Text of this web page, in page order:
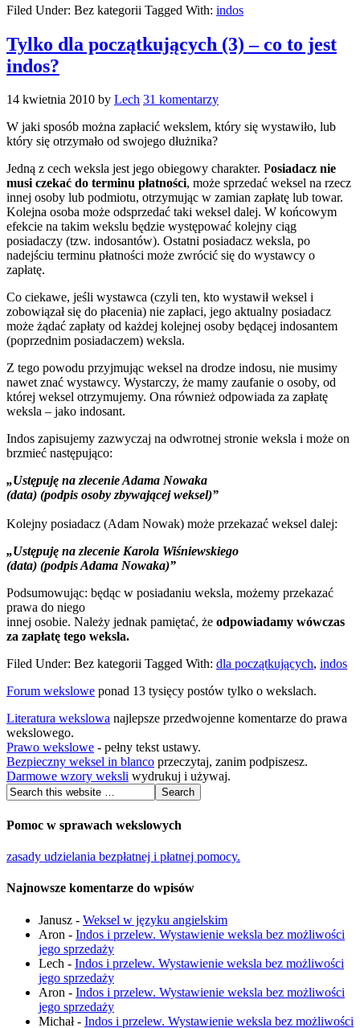
Filed Under: Bez kategorii Tagged With: indos
Tylko dla początkujących (3) – co to jest
indos?
14 kwietnia 2010 by Lech 31 komentarzy
W jaki sposób można zapłacić wekslem, który się wystawiło, lub
który się otrzymało od swojego dłużnika?
Jedną z cech weksla jest jego obiegowy charakter. Posiadacz nie
musi czekać do terminu płatności, może sprzedać weksel na rzecz
innej osoby lub podmiotu, otrzymując w zamian zapłatę lub towar.
Kolejna osoba może odsprzedać taki weksel dalej. W końcowym
efekcie na takim wekslu będzie występować kolejny ciąg
posiadaczy (tzw. indosantów). Ostatni posiadacz weksla, po
nadejściu terminu płatności może zwrócić się do wystawcy o
zapłatę.
Co ciekawe, jeśli wystawca (czyli ten, kto wystawił weksel i
zobowiązał się do płacenia) nie zapłaci, jego aktualny posiadacz
może żądać zapłaty od każdej kolejnej osoby będącej indosantem
(poprzednim posiadaczem) weksla.
Z tego powodu przyjmując weksel na drodze indosu, nie musimy
nawet znać wystawcy. Wystarczy, że mamy zaufanie o osoby, od
której weksel otrzymujemy. Ona również odpowiada za zapłatę
weksla – jako indosant.
Indos zapisujemy zazwyczaj na odwrotnej stronie weksla i może on
brzmieć następująco:
„Ustępuję na zlecenie Adama Nowaka
(data) (podpis osoby zbywającej weksel)”
Kolejny posiadacz (Adam Nowak) może przekazać weksel dalej:
„Ustępuję na zlecenie Karola Wiśniewskiego
(data) (podpis Adama Nowaka)”
Podsumowując: będąc w posiadaniu weksla, możemy przekazać
prawa do niego
innej osobie. Należy jednak pamiętać, że odpowiadamy wówczas
za zapłatę tego weksla.
Filed Under: Bez kategorii Tagged With: dla początkujących, indos
Forum wekslowe ponad 13 tysięcy postów tylko o wekslach.
Literatura wekslowa najlepsze przedwojenne komentarze do prawa
wekslowego.
Prawo wekslowe - pełny tekst ustawy.
Bezpieczny weksel in blanco przeczytaj, zanim podpiszesz.
Darmowe wzory weksli wydrukuj i używaj.
Pomoc w sprawach wekslowych
zasady udzielania bezpłatnej i płatnej pomocy.
Najnowsze komentarze do wpisów
Janusz - Weksel w języku angielskim
Aron - Indos i przelew. Wystawienie weksla bez możliwości
jego sprzedaży
Lech - Indos i przelew. Wystawienie weksla bez możliwości
jego sprzedaży
Aron - Indos i przelew. Wystawienie weksla bez możliwości
jego sprzedaży
Michał- Indos i przelew. Wystawienie weksla bez możliwości